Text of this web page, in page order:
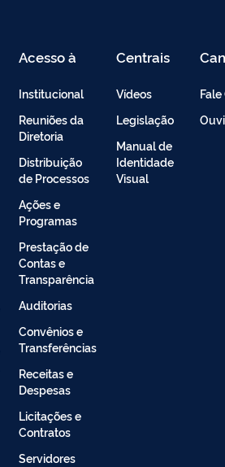
Acesso à
Institucional
Reuniões da
Diretoria
Distribuição
de Processos
Ações e
Programas
Prestação de
Contas e
Transparência
Auditorias
Convênios e
Transferências
Receitas e
Despesas
Licitações e
Contratos
Servidores
Centrais
Vídeos
Legislação
Manual de
Identidade
Visual